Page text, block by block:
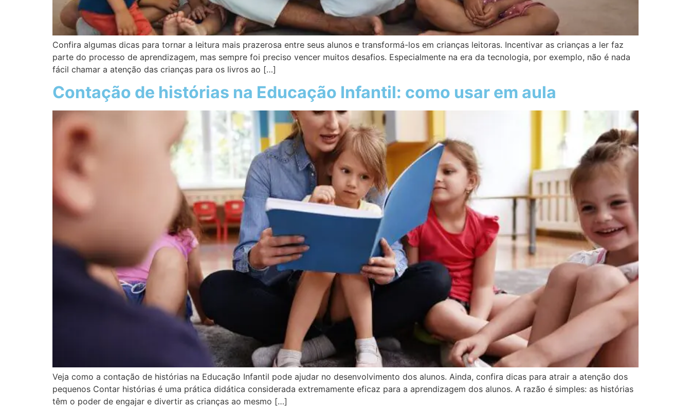
Confira algumas dicas para tornar a leitura mais prazerosa entre seus alunos e transformá-los em crianças leitoras. Incentivar as crianças a ler faz
parte do processo de aprendizagem, mas sempre foi preciso vencer muitos desafios. Especialmente na era da tecnologia, por exemplo, não é nada
fácil chamar a atenção das crianças para os livros ao […]
Contação de histórias na Educação Infantil: como usar em aula
Veja como a contação de histórias na Educação Infantil pode ajudar no desenvolvimento dos alunos. Ainda, confira dicas para atrair a atenção dos
pequenos Contar histórias é uma prática didática considerada extremamente eficaz para a aprendizagem dos alunos. A razão é simples: as histórias
têm o poder de engajar e divertir as crianças ao mesmo […]